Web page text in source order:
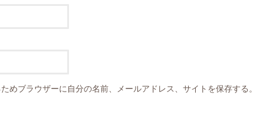
めブラウザーに自分の名前、メールアドレス、サイトを保存する。